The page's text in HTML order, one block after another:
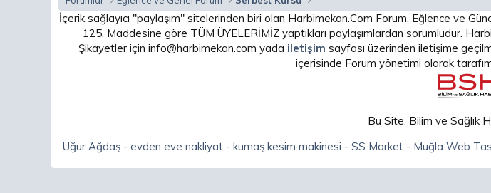
İçerik sağlayıcı "paylaşım" sitelerinden biri olan Harbimekan.Com Forum, Eğlence ve
125. Maddesine göre TÜM ÜYELERİMİZ yaptıkları paylaşımlardan sorumludur.
Şikayetler için info@harbimekan.com yada iletişim sayfası üzerinden iletişime
içerisinde Forum yönetimi olarak
Bu Site, Bilim ve Sağlık
Uğur Ağdaş- evden eve nakliyat- kumaş kesim makinesi - SS Market- Muğla Web